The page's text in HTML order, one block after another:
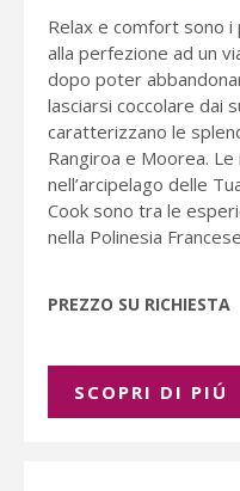
Relax e comfort sono i
alla perfezione ad un
dopo poter
lasciarsi coccolare dai
caratterizzano le
Rangiroa e Moorea.
nell’arcipelago delle
Cook sono tra le
nella Polinesia
PREZZO SU RICHIESTA
SCOPRI DI PIÚ